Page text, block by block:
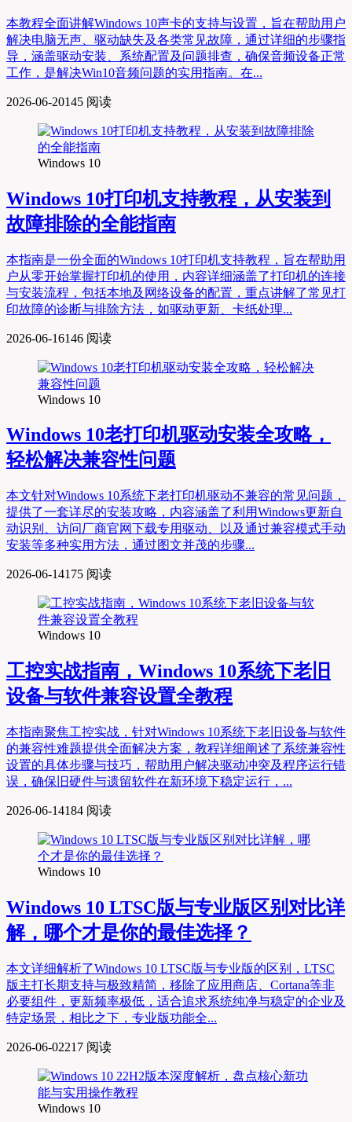
本教程全面讲解Windows 10声卡的支持与设置，旨在帮助用户
解决电脑无声、驱动缺失及各类常见故障，通过详细的步骤指
导，涵盖驱动安装、系统配置及问题排查，确保音频设备正常
工作，是解决Win10音频问题的实用指南。在...
2026-06-20145 阅读
Windows 10
Windows 10打印机支持教程，从安装到
故障排除的全能指南
本指南是一份全面的Windows 10打印机支持教程，旨在帮助用
户从零开始掌握打印机的使用，内容详细涵盖了打印机的连接
与安装流程，包括本地及网络设备的配置，重点讲解了常见打
印故障的诊断与排除方法，如驱动更新、卡纸处理...
2026-06-16146 阅读
Windows 10
Windows 10老打印机驱动安装全攻略，
轻松解决兼容性问题
本文针对Windows 10系统下老打印机驱动不兼容的常见问题，
提供了一套详尽的安装攻略，内容涵盖了利用Windows更新自
动识别、访问厂商官网下载专用驱动、以及通过兼容模式手动
安装等多种实用方法，通过图文并茂的步骤...
2026-06-14175 阅读
Windows 10
工控实战指南，Windows 10系统下老旧
设备与软件兼容设置全教程
本指南聚焦工控实战，针对Windows 10系统下老旧设备与软件
的兼容性难题提供全面解决方案，教程详细阐述了系统兼容性
设置的具体步骤与技巧，帮助用户解决驱动冲突及程序运行错
误，确保旧硬件与遗留软件在新环境下稳定运行，...
2026-06-14184 阅读
Windows 10
Windows 10 LTSC版与专业版区别对比详
解，哪个才是你的最佳选择？
本文详细解析了Windows 10 LTSC版与专业版的区别，LTSC
版主打长期支持与极致精简，移除了应用商店、Cortana等非
必要组件，更新频率极低，适合追求系统纯净与稳定的企业及
特定场景，相比之下，专业版功能全...
2026-06-02217 阅读
Windows 10